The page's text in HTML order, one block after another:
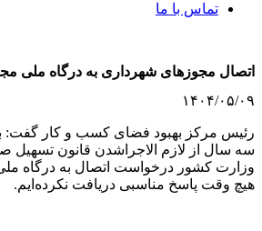
تماس با ما
اتصال مجوز‌های شهرداری به درگاه ملی
۱۴۰۴/۰۵/۰۹
رئیس مرکز بهبود فضای کسب و کار گفت:
سه سال از لازم الاجراشدن قانون تسهیل
وزارت کشور درخواست اتصال به درگاه ملی
هیچ وقت پاسخ مناسبی دریافت نکرده‌ایم.